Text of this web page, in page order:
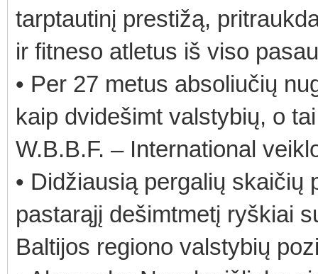
tarptautinį prestižą,
ir fitneso atletus iš viso
• Per 27 metus absoliučių
kaip dvidešimt valstybių, o
W.B.B.F. – International
• Didžiausią pergalių
pastarąjį dešimtmetį ryškiai
Baltijos regiono valstybių